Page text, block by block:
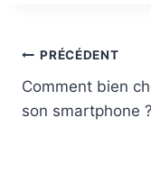
Navigation
de
PRÉCÉDENT
Comment bien
son smartphone ?